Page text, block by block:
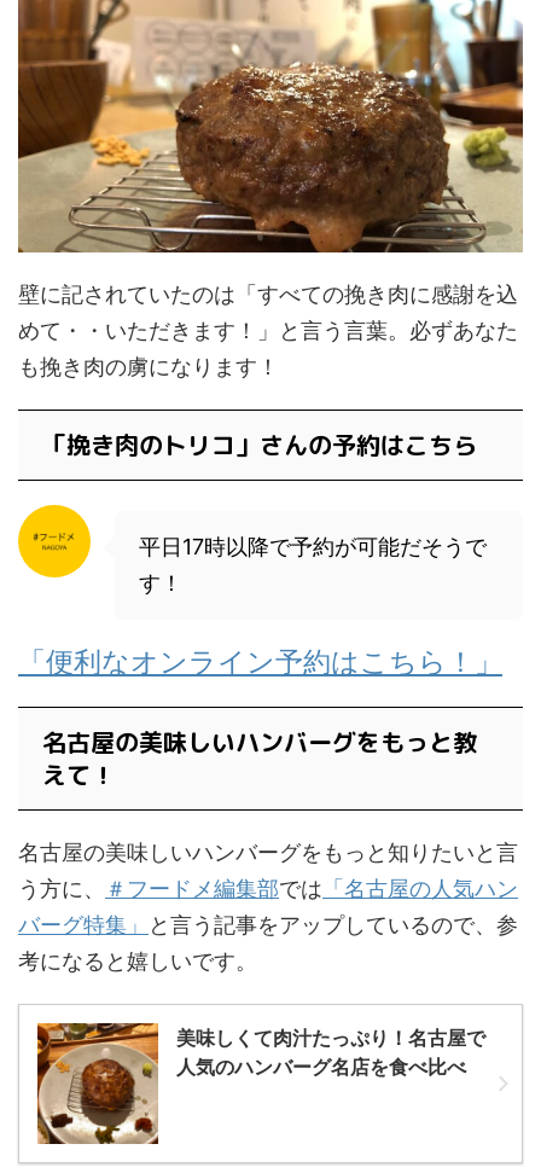
壁に記されていたのは「すべての挽き肉に感謝を込
めて・・いただきます！」と言う言葉。必ずあなた
も挽き肉の虜になります！
「挽き肉のトリコ」さんの予約はこちら
平日17時以降で予約が可能だそうで
す！
「便利なオンライン予約はこちら！」
名古屋の美味しいハンバーグをもっと教
えて！
名古屋の美味しいハンバーグをもっと知りたいと言
う方に、
＃フードメ編集部では 「名古屋の人気ハン
バーグ特集」
と言う記事をアップしているので、参
考になると嬉しいです。
美味しくて肉汁たっぷり！名古屋で
人気のハンバーグ名店を食べ比べ